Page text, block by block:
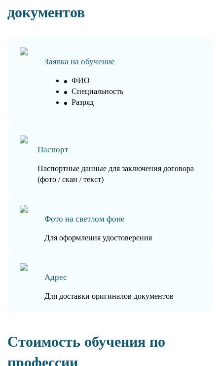
документов
Заявка на обучение
ФИО
Специальность
Разряд
Паспорт
Паспортные данные для заключения договора
(фото / скан / текст)
Фото на светлом фоне
Для оформления удостоверения
Адрес
Для доставки оригиналов документов
Стоимость обучения по
профессии